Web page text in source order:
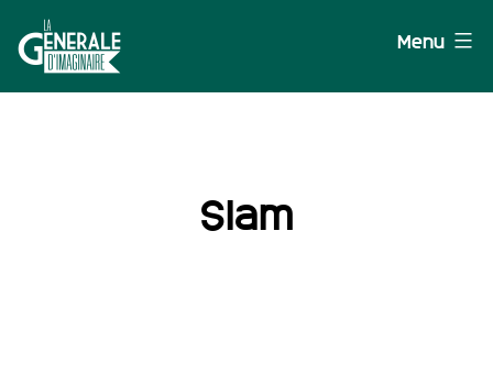
au
contenu
Menu
Slam